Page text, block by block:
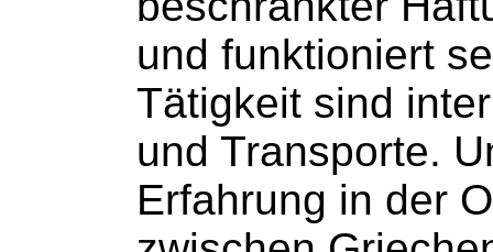
und funktioniert
Tätigkeit sind
und Transporte.
Erfahrung in der